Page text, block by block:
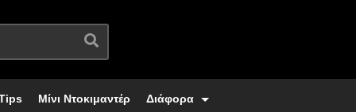
Μίνι Ντοκιμαντέρ Διάφορα